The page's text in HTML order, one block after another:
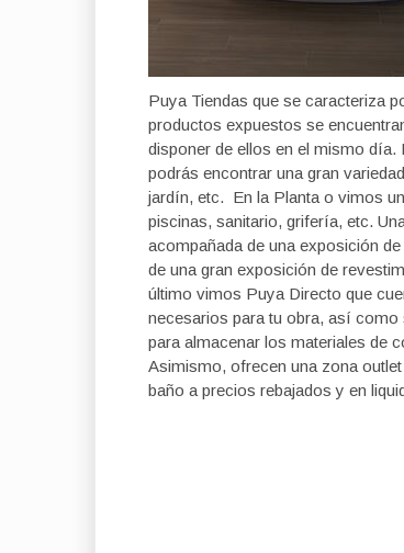
Puya Tiendas que se caracteriza
productos expuestos se
disponer de ellos en el mismo
podrás encontrar una gran
jardín, etc. En la Planta o vimos
piscinas, sanitario, grifería, etc.
acompañada de una exposición
de una gran exposición de
último vimos Puya Directo que
necesarios para tu obra, así
para almacenar los materiales de
Asimismo, ofrecen una zona
baño a precios rebajados y en